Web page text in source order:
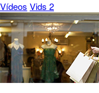
Vídeos Vids 2